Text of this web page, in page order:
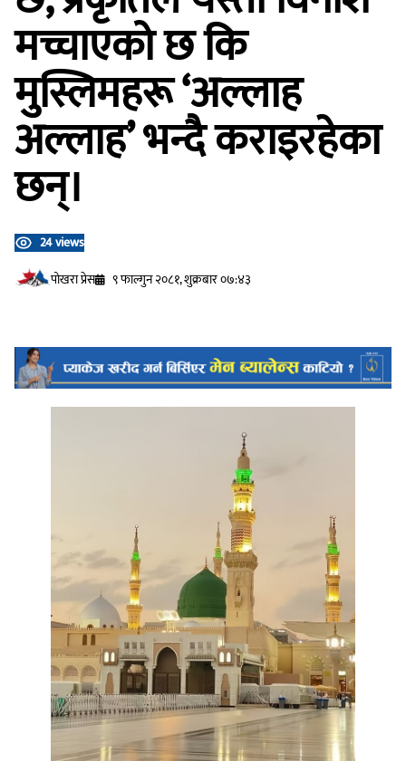
मच्चाएको छ कि
मुस्लिमहरू ‘अल्लाह
अल्लाह’ भन्दै कराइरहेका
छन्।
24 views
प‍ोखरा प्रेस
९ फाल्गुन २०८१, शुक्रबार ०७:४३